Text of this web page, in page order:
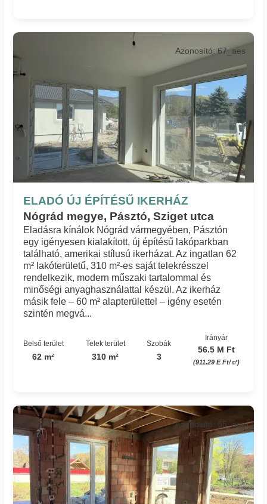
ELADÓ ÚJ ÉPÍTÉSŰ IKERHÁZ
Nógrád megye, Pásztó, Sziget utca
Azonosító: 67_aes
Eladásra kínálok Nógrád vármegyében, Pásztón
egy igényesen kialakított, új építésű lakóparkban
található, amerikai stílusú ikerházat. Az ingatlan 62
m² lakóterületű, 310 m²-es saját telekrésszel
rendelkezik, modern műszaki tartalommal és
minőségi anyaghasználattal készül. Az ikerház
másik fele – 60 m² alapterülettel – igény esetén
szintén megvá...
Belső terület
62 m²
Telek terület
310 m²
Szobák
3
Irányár
56.5 M Ft
(911.29 E Ft/㎡)
Azonosító: 65_aes